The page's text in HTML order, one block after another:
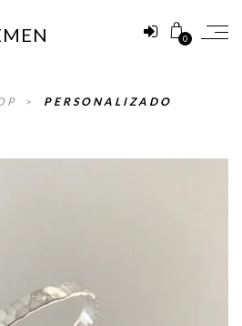
0
> PERSONALIZADO